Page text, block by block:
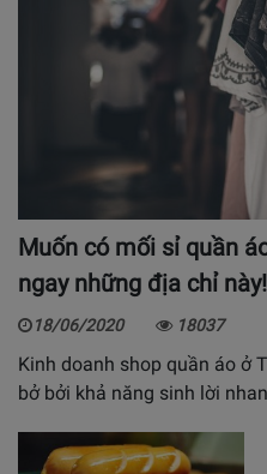
Muốn có mối sỉ quần
ngay những địa chỉ này!
18/06/2020 18037
Kinh doanh shop quần áo ở
bở bởi khả năng sinh lời